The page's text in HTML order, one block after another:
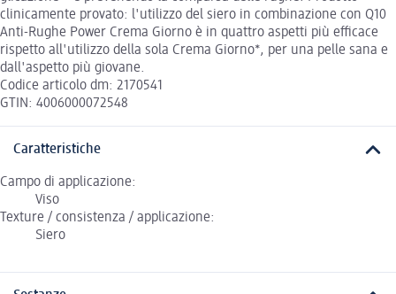
clinicamente provato: l'utilizzo del siero in combinazione con Q10
Anti-Rughe Power Crema Giorno è in quattro aspetti più efficace
rispetto all'utilizzo della sola Crema Giorno*, per una pelle sana e
dall'aspetto più giovane.
Codice articolo dm: 2170541
GTIN: 4006000072548
Caratteristiche
Campo di applicazione:
Viso
Texture / consistenza / applicazione:
Siero